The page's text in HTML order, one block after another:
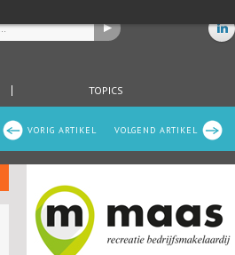
TOPICS
VOLGEND ARTIKEL
VORIG ARTIKEL